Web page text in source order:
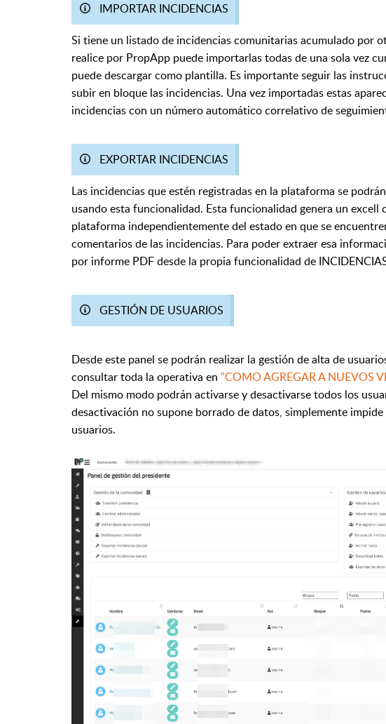
IMPORTAR INCIDENCIAS
Si tiene un listado de incidencias comunitarias acumulado por
realice por PropApp puede importarlas todas de una sola vez
puede descargar como plantilla. Es importante seguir las
subir en bloque las incidencias. Una vez importadas estas
incidencias con un número automático correlativo de
EXPORTAR INCIDENCIAS
Las incidencias que estén registradas en la plataforma se
usando esta funcionalidad. Esta funcionalidad genera un excell
plataforma independientemente del estado en que se
comentarios de las incidencias. Para poder extraer esa
por informe PDF desde la propia funcionalidad de
GESTIÓN DE USUARIOS
Desde este panel se podrán realizar la gestión de alta de
consultar toda la operativa en "COMO AGREGAR A NUEVOS
Del mismo modo podrán activarse y desactivarse todos los
desactivación no supone borrado de datos, simplemente
usuarios.